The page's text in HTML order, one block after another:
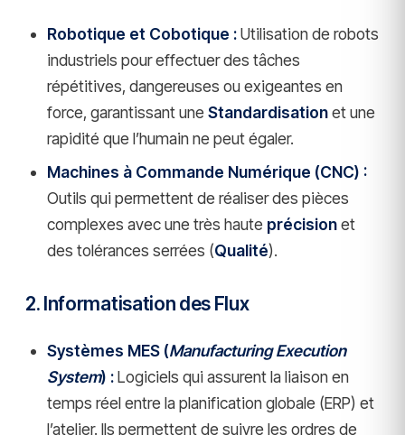
Robotique et Cobotique :Utilisation de robots
industriels pour effectuer des tâches
répétitives, dangereuses ou exigeantes en
force, garantissant uneStandardisationet une
rapidité que l’humain ne peut égaler.
Machines à Commande Numérique (CNC) :
Outils qui permettent de réaliser des pièces
complexes avec une très haute précisionet
des tolérances serrées (Qualité).
2. Informatisation des Flux
Systèmes MES (Manufacturing Execution
System) :Logiciels qui assurent la liaison en
temps réel entre la planification globale (ERP) et
l’atelier. Ils permettent de suivre les ordres de